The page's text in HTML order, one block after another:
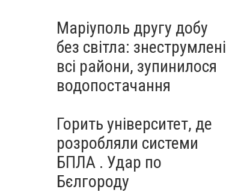
Маріуполь другу добу
без світла: знеструмлені
всі райони, зупинилося
водопостачання
Горить університет, де
розробляли системи
БПЛА . Удар по
Бєлгороду